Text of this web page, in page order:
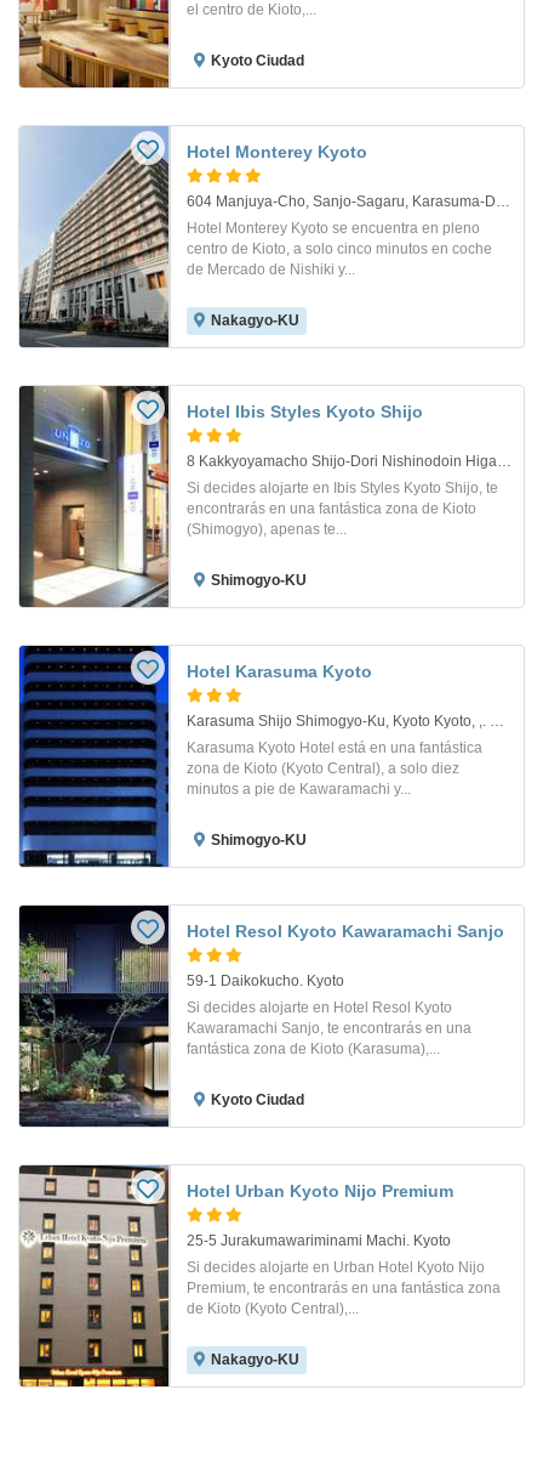
el centro de Kioto,...
Kyoto Ciudad
Hotel Monterey Kyoto
604 Manjuya-Cho, Sanjo-Sagaru, Karasuma-Dori, Nakagyo-Ku. Kyoto
Hotel Monterey Kyoto se encuentra en pleno
centro de Kioto, a solo cinco minutos en coche
de Mercado de Nishiki y...
Nakagyo-KU
Hotel Ibis Styles Kyoto Shijo
8 Kakkyoyamacho Shijo-Dori Nishinodoin Higash. Kyoto
Si decides alojarte en Ibis Styles Kyoto Shijo, te
encontrarás en una fantástica zona de Kioto
(Shimogyo), apenas te...
Shimogyo-KU
Hotel Karasuma Kyoto
Karasuma Shijo Shimogyo-Ku, Kyoto Kyoto, ,. Kyoto
Karasuma Kyoto Hotel está en una fantástica
zona de Kioto (Kyoto Central), a solo diez
minutos a pie de Kawaramachi y...
Shimogyo-KU
Hotel Resol Kyoto Kawaramachi Sanjo
59-1 Daikokucho. Kyoto
Si decides alojarte en Hotel Resol Kyoto
Kawaramachi Sanjo, te encontrarás en una
fantástica zona de Kioto (Karasuma),...
Kyoto Ciudad
Hotel Urban Kyoto Nijo Premium
25-5 Jurakumawariminami Machi. Kyoto
Si decides alojarte en Urban Hotel Kyoto Nijo
Premium, te encontrarás en una fantástica zona
de Kioto (Kyoto Central),...
Nakagyo-KU